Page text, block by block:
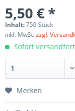
5,50 € *
Inhalt:750 Stück
inkl. MwSt.zzgl.
Sofort
Merken